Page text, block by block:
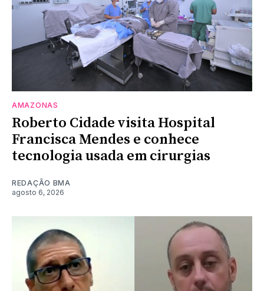
AMAZONAS
Roberto Cidade visita Hospital
Francisca Mendes e conhece
tecnologia usada em cirurgias
REDAÇÃO BMA
agosto 6, 2026